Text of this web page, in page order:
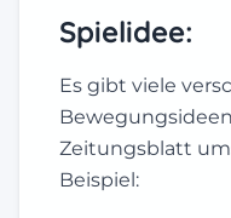
Spielidee:
Es gibt viele
Zeitungsblatt
Beispiel: